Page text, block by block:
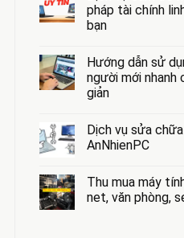
luận
ở
Dạy
chữa
máy
tính
tại
Hà
pháp tài chính
bạn
bình
luận
ở
Dịch
đồ
máy
tính:
tài
chính
linh
Hướng dẫn sử
người mới nhanh
giản
bình
luận
ở
sử
dụng
laptop
Dịch vụ sửa
AnNhienPC
bình
luận
ở
Thu mua máy
net, văn phòng,